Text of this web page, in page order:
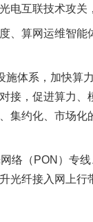
互联技术攻关
算网运维智能
体系，加快算
接，促进算力
集约化、市场
（PON）专线
光纤接入网上行